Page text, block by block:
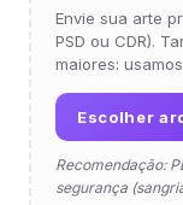
Envie sua arte
PSD ou CDR).
maiores:
Escolher
Recomendação:
segurança